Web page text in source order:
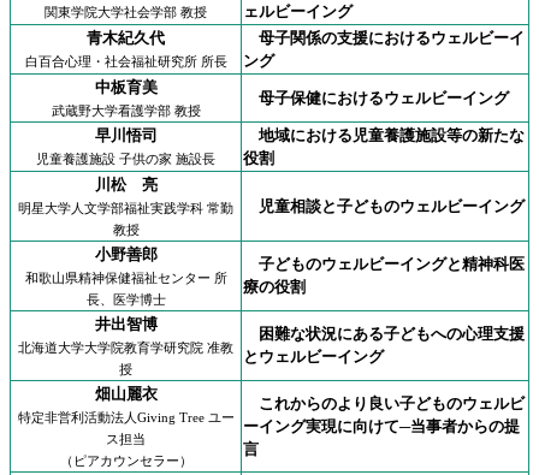
関東学院大学社会学部 教授
ェルビーイング
青木紀久代
白百合心理・社会福祉研究所 所長
母子関係の支援におけるウェルビーイ
ング
中板育美
武蔵野大学看護学部 教授
母子保健におけるウェルビーイング
早川悟司
児童養護施設 子供の家 施設長
地域における児童養護施設等の新たな
役割
川松 亮
明星大学人文学部福祉実践学科 常勤
教授
児童相談と子どものウェルビーイング
小野善郎
和歌山県精神保健福祉センター 所
長、医学博士
子どものウェルビーイングと精神科医
療の役割
井出智博
北海道大学大学院教育学研究院 准教
授
困難な状況にある子どもへの心理支援
とウェルビーイング
畑山麗衣
特定非営利活動法人Giving Tree ユー
ス担当
（ピアカウンセラー）
これからのより良い子どものウェルビ
ーイング実現に向けて─当事者からの提
言